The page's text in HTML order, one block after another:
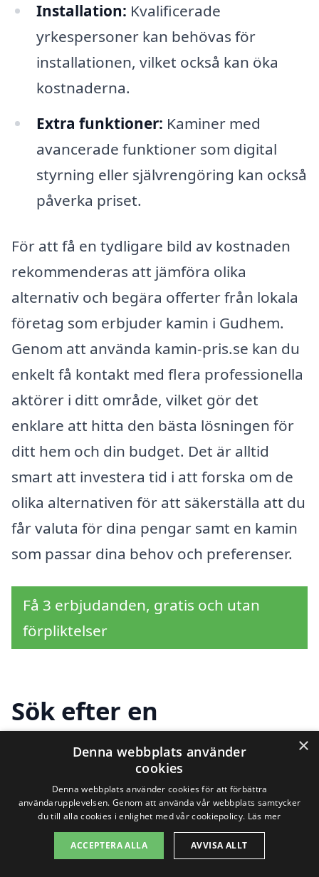
Installation: Kvalificerade
yrkespersoner kan behövas för
installationen, vilket också kan öka
kostnaderna.
Extra funktioner: Kaminer med
avancerade funktioner som digital
styrning eller självrengöring kan också
påverka priset.
För att få en tydligare bild av kostnaden
rekommenderas att jämföra olika
alternativ och begära offerter från lokala
företag som erbjuder kamin i Gudhem.
Genom att använda kamin-pris.se kan du
enkelt få kontakt med flera professionella
aktörer i ditt område, vilket gör det
enklare att hitta den bästa lösningen för
ditt hem och din budget. Det är alltid
smart att investera tid i att forska om de
olika alternativen för att säkerställa att du
får valuta för dina pengar samt en kamin
som passar dina behov och preferenser.
Få 3 erbjudanden, gratis och utan
förpliktelser
Sök efter en
professionell för kamin
i andra städer nära
Gudhem
Att installera en kamin i Gudhem kan vara
×
Denna webbplats använder
cookies
Denna webbplats använder cookies för att förbättra
användarupplevelsen. Genom att använda vår webbplats samtycker
du till alla cookies i enlighet med vår cookiepolicy. Läs mer
ACCEPTERA ALLA AVVISA ALLT